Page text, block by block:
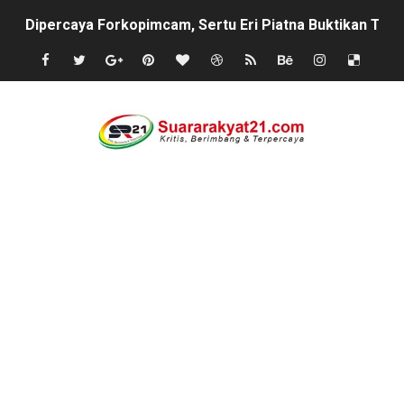
Dipercaya Forkopimcam, Sertu Eri Piatna Buktikan TNI
Belajar dari Tiongkok, Kepala Desa Sindangheula
Program Fisik Pertanian di Sindangresmi Dikelola